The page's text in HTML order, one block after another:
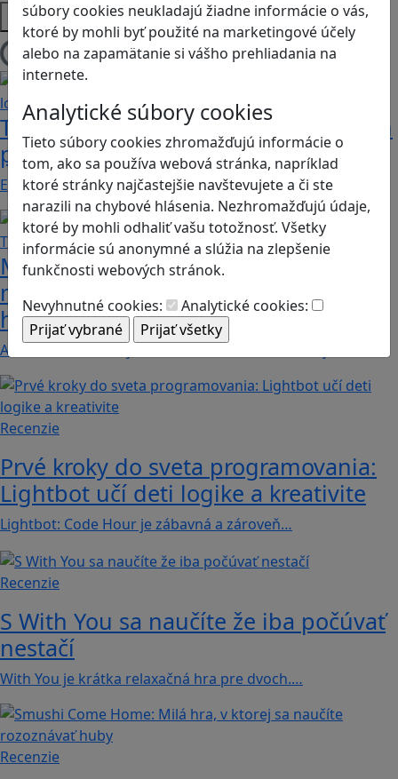
súbory cookies neukladajú žiadne informácie o vás,
ktoré by mohli byť použité na marketingové účely
alebo na zapamätanie si vášho prehliadania na
internete.
Analytické súbory cookies
Tieto súbory cookies zhromažďujú informácie o
tom, ako sa používa webová stránka, napríklad
ktoré stránky najčastejšie navštevujete a či ste
narazili na chybové hlásenia. Nezhromažďujú údaje,
ktoré by mohli odhaliť vašu totožnosť. Všetky
informácie sú anonymné a slúžia na zlepšenie
funkčnosti webových stránok.
Nevyhnutné cookies:
Analytické cookies:
Platformy
Načítam blogy
Tri oddychové hry, ktoré vám i deťom
precvičia zrak a logiku
Existuje množstvo titulov, ktorých jediným cieľom…
Majú vaše deti problém s
matematikou a geometriou? Tieto
hry by im mohli pomôcť
Ak máte doma malých hráčov, ktorí ale zaostávajú…
Recenzie
Prvé kroky do sveta programovania:
Lightbot učí deti logike a kreativite
Lightbot: Code Hour je zábavná a zároveň…
Recenzie
S With You sa naučíte že iba počúvať
nestačí
With You je krátka relaxačná hra pre dvoch.…
Recenzie